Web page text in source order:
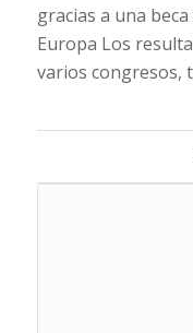
gracias a una
Europa Los
varios congresos,